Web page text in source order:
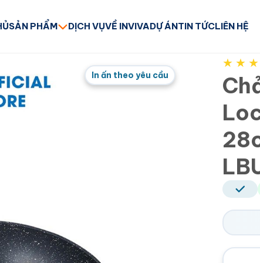
SẢN PHẨM DỊCH VỤVỀ INVIVADỰ ÁNTIN TỨCLIÊN HỆ
In ấn theo yêu cầu
★ ★ ★